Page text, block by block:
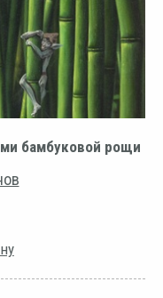
бамбуковой рощи